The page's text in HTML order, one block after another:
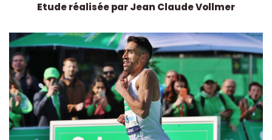
Etude réalisée par Jean Claude Vollmer